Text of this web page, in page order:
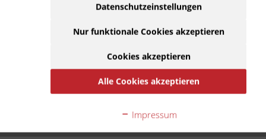
Super
ccm
3LD
1989
-
1997
Yamaha
XTZ
Super
750
3WM
1990
-
Rac
Datenschutzeinstellungen
Nur funktionale Cookies akzeptieren
Cookies akzeptieren
Alle Cookies akzeptieren
Impressum